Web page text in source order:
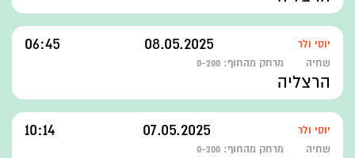
יוסי ולר 08.05.2025
06:45
שחיה מרחק מהחוף: 0-200
הרצליה
יוסי ולר 07.05.2025
10:14
שחיה מרחק מהחוף: 0-200